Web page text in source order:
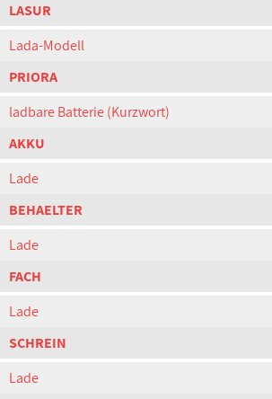
LASUR
Lada-Modell
PRIORA
ladbare Batterie (Kurzwort)
AKKU
Lade
BEHAELTER
Lade
FACH
Lade
SCHREIN
Lade